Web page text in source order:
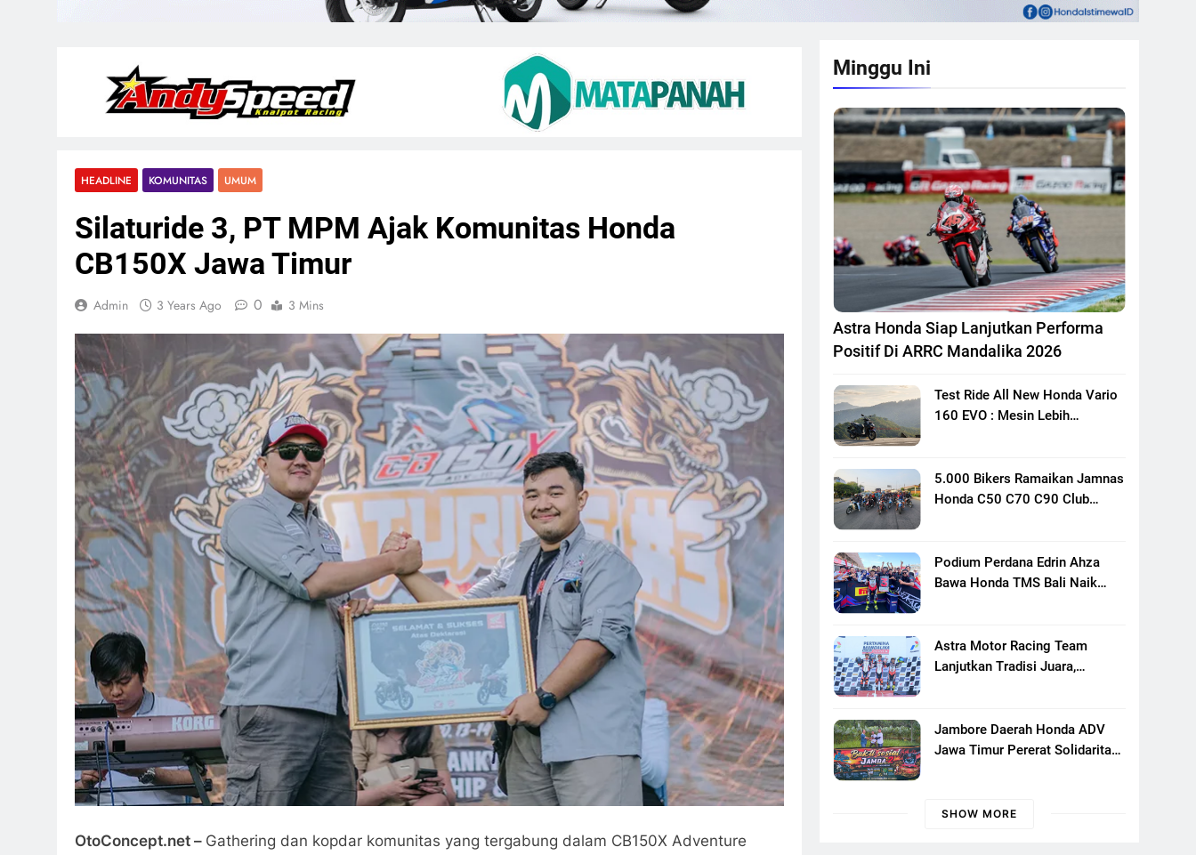
HEADLINE KOMUNITAS UMUM
Silaturide 3, PT MPM Ajak Komunitas Honda
CB150X Jawa Timur
Admin 3 Years Ago 0 3 Mins
OtoConcept.net – Gathering dan kopdar komunitas yang tergabung dalam CB150X Adventure
Minggu Ini
Astra Honda Siap Lanjutkan Performa
Positif Di ARRC Mandalika 2026
Test Ride All New Honda Vario
160 EVO : Mesin Lebih
5.000 Bikers Ramaikan Jamnas
Honda C50 C70 C90 Club
Motor Klasik Honda
Podium Perdana Edrin Ahza
Bawa Honda TMS Bali Naik
Astra Motor Racing Team
Lanjutkan Tradisi Juara,
Putaran Ke 3
Jambore Daerah Honda ADV
Jawa Timur Pererat Solidaritas
Banyuwangi
SHOW MORE